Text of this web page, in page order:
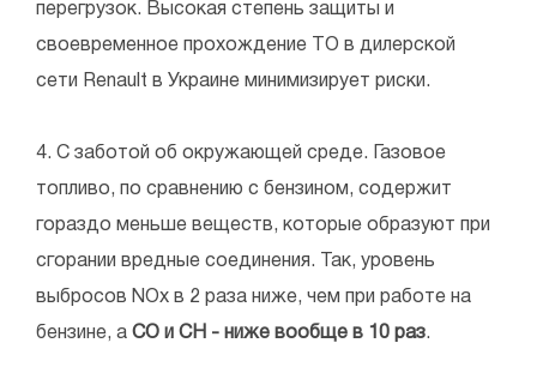
перегрузок. Высокая степень защиты и
своевременное прохождение ТО в дилерской
сети Renault в Украине минимизирует риски.
4. С заботой об окружающей среде. Газовое
топливо, по сравнению с бензином, содержит
гораздо меньше веществ, которые образуют при
сгорании вредные соединения. Так, уровень
выбросов NOx в 2 раза ниже, чем при работе на
бензине, а CO и CH - ниже вообще в 10 раз.